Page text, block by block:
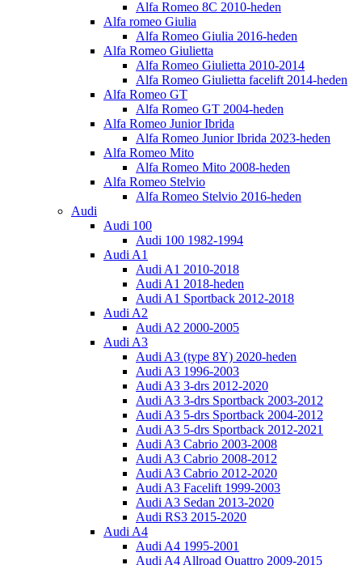
Alfa Romeo 8C 2010-heden
Alfa romeo Giulia
Alfa Romeo Giulia 2016-heden
Alfa Romeo Giulietta
Alfa Romeo Giulietta 2010-2014
Alfa Romeo Giulietta facelift 2014-heden
Alfa Romeo GT
Alfa Romeo GT 2004-heden
Alfa Romeo Junior Ibrida
Alfa Romeo Junior Ibrida 2023-heden
Alfa Romeo Mito
Alfa Romeo Mito 2008-heden
Alfa Romeo Stelvio
Alfa Romeo Stelvio 2016-heden
Audi
Audi 100
Audi 100 1982-1994
Audi A1
Audi A1 2010-2018
Audi A1 2018-heden
Audi A1 Sportback 2012-2018
Audi A2
Audi A2 2000-2005
Audi A3
Audi A3 (type 8Y) 2020-heden
Audi A3 1996-2003
Audi A3 3-drs 2012-2020
Audi A3 3-drs Sportback 2003-2012
Audi A3 5-drs Sportback 2004-2012
Audi A3 5-drs Sportback 2012-2021
Audi A3 Cabrio 2003-2008
Audi A3 Cabrio 2008-2012
Audi A3 Cabrio 2012-2020
Audi A3 Facelift 1999-2003
Audi A3 Sedan 2013-2020
Audi RS3 2015-2020
Audi A4
Audi A4 1995-2001
Audi A4 Allroad Quattro 2009-2015